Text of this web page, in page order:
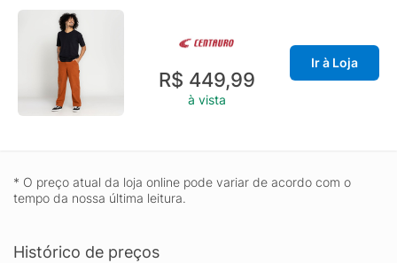
R$ 449,99
à vista
Ir à Loja
* O preço atual da loja online pode variar de acordo com o
tempo da nossa última leitura.
Histórico de preços